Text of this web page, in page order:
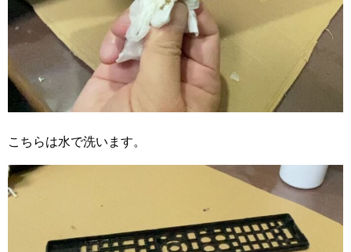
こちらは水で洗います。